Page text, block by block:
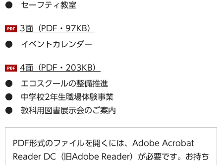
● セーフティ教室
3面（PDF・97KB）
● イベントカレンダー
4面（PDF・203KB）
● エコスクールの整備推進
● 中学校2年生職場体験事業
● 教科用図書展示会のご案内
PDF形式のファイルを開くには、Adobe Acrobat
Reader DC（旧Adobe Reader）が必要です。お持ち